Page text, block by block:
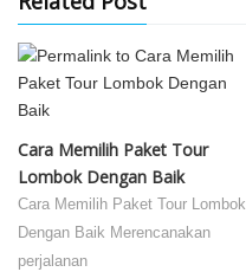
Cara Memilih Paket Tour
Lombok Dengan Baik
Cara Memilih Paket Tour Lombok
Dengan Baik Merencanakan
perjalanan